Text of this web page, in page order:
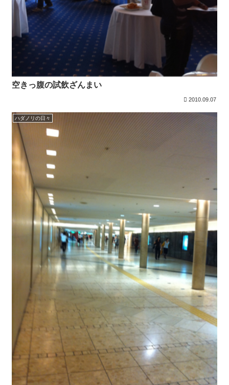
空きっ腹の試飲ざんまい
2010.09.07
ハダノリの日々